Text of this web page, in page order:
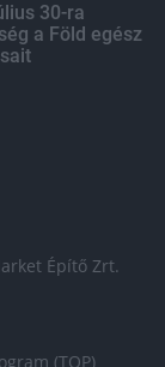
30-ra
a Föld egész
Építő Zrt.
(TOP)